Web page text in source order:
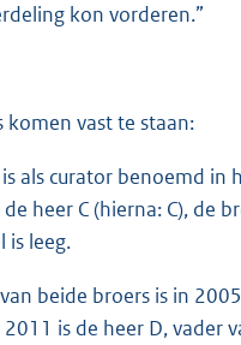
kon vorderen.”
komen vast te staan:
als curator benoemd in
heer C (hierna: C), de
is leeg.
beide broers is in
is de heer D, vader